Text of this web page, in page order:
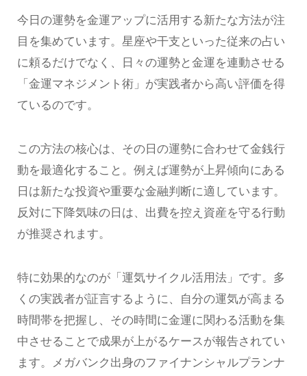
今日の運勢を金運アップに活用する新たな方法が注
目を集めています。星座や干支といった従来の占い
に頼るだけでなく、日々の運勢と金運を連動させる
「金運マネジメント術」が実践者から高い評価を得
ているのです。
この方法の核心は、その日の運勢に合わせて金銭行
動を最適化すること。例えば運勢が上昇傾向にある
日は新たな投資や重要な金融判断に適しています。
反対に下降気味の日は、出費を控え資産を守る行動
が推奨されます。
特に効果的なのが「運気サイクル活用法」です。多
くの実践者が証言するように、自分の運気が高まる
時間帯を把握し、その時間に金運に関わる活動を集
中させることで成果が上がるケースが報告されてい
ます。メガバンク出身のファイナンシャルプランナ